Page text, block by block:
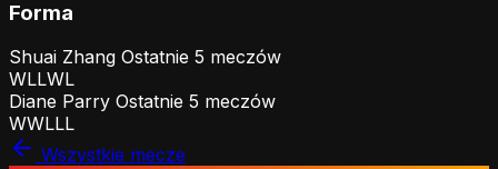
Forma
Shuai Zhang Ostatnie 5 meczów
WLLWL
Diane Parry Ostatnie 5 meczów
WWLLL
Wszystkie mecze